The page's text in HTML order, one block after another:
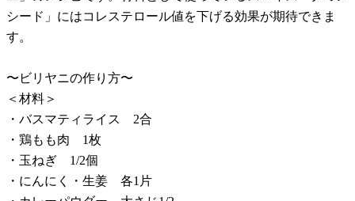
シード」にはコレステロール値を下げる効果が期待できま
す。
〜ビリヤニの作り方〜
＜材料＞
・バスマティライス 2合
・鶏もも肉 1枚
・玉ねぎ 1/2個
・にんにく・生姜 各1片